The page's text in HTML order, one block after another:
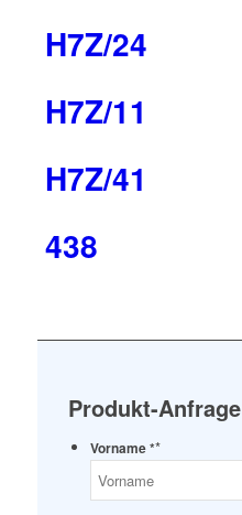
H7Z/24
H7Z/11
H7Z/41
438
Produkt-Anfrage
Vorname **